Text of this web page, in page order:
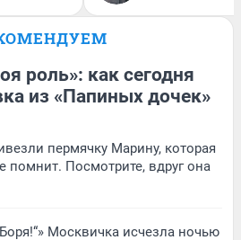
роль»: как сегодня
из «Папиных дочек»
пермячку Марину, которая
помнит. Посмотрите, вдруг она
Москвичка исчезла ночью